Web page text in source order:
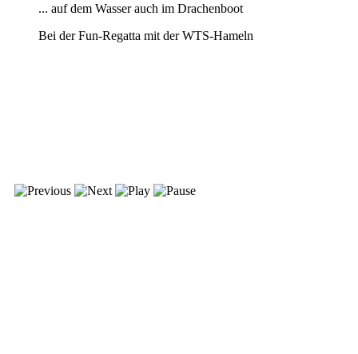
... auf dem Wasser auch im Drachenboot
Bei der Fun-Regatta mit der WTS-Hameln